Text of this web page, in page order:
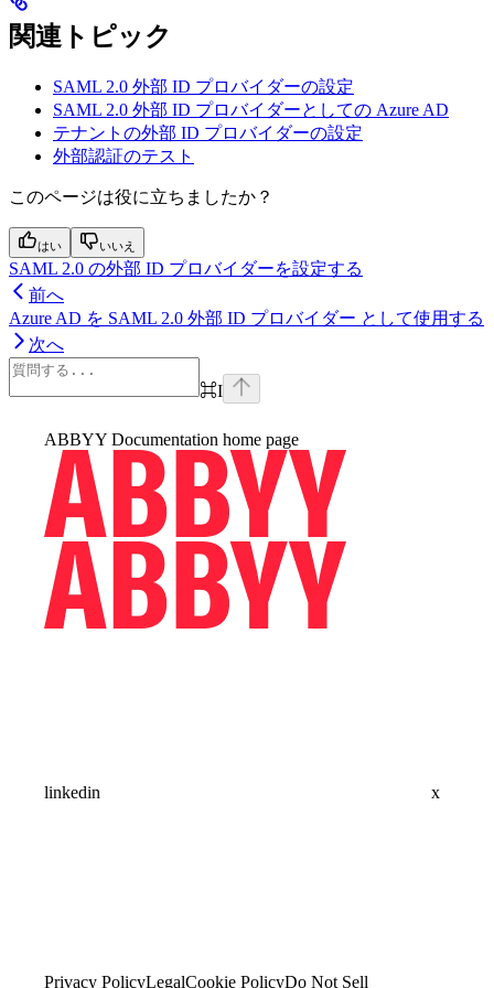
関連トピック
SAML 2.0 外部 ID プロバイダーの設定
SAML 2.0 外部 ID プロバイダーとしての Azure AD
テナントの外部 ID プロバイダーの設定
外部認証のテスト
このページは役に立ちましたか？
はい いいえ
SAML 2.0 の外部 ID プロバイダーを設定する
前へ
Azure AD を SAML 2.0 外部 ID プロバイダー として使用する
次へ
⌘I
ABBYY Documentation home page
linkedin x
Privacy PolicyLegalCookie PolicyDo Not Sell